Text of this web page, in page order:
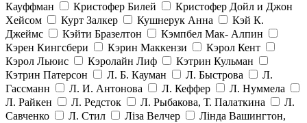
Кауффман
Кристофер Билей
Кристофер Дойл и Джон
Хейсом
Курт Залкер Кушнерук Анна
Кэй К.
Джеймс
Кэйти Бразелтон
Кэмпбел Мак- Алпин
Кэрен Кингсбери
Кэрин Маккензи
Кэрол Кент
Кэрол Льюис
Кэролайн Лиф
Кэтрин Кульман
Кэтрин Патерсон
Л. Б. Кауман Л. Быстрова
Л.
Гассманн
Л. И. Антонова Л. Кеффер
Л. Нуммела
Л. Райкен
Л. Редсток Л. Рыбакова, Т. Палаткина
Л.
Савченко
Л. Стил Ліза Велчер
Лінда Вашингтон,